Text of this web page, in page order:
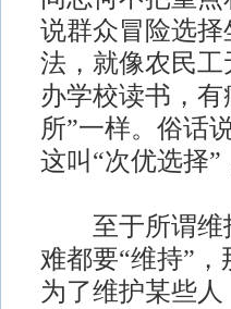
说群众冒险选
法，就像农民
办学校读书，
所”一样。俗话
这叫“次优选择
至于所谓维护
难都要“维持”
为了维护某些